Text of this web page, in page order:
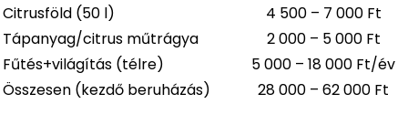
Citrusföld (50 l)
4 500 – 7 000 Ft
Tápanyag/citrus műtrágya
2 000 – 5 000 Ft
Fűtés+világítás (télre)
5 000 – 18 000 Ft/év
Összesen (kezdő beruházás)
28 000 – 62 000 Ft